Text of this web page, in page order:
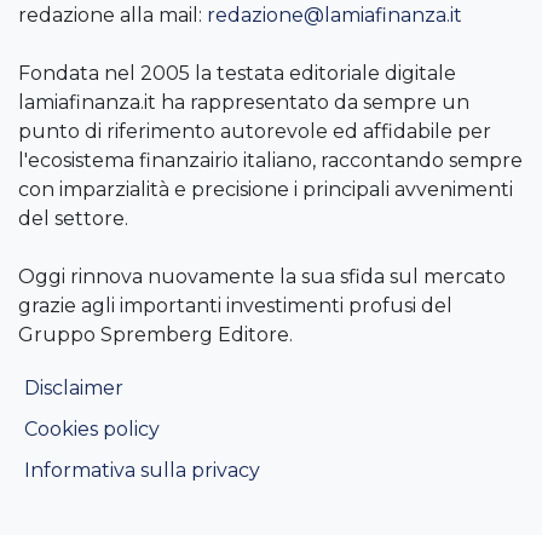
redazione alla mail: redazione@lamiafinanza.it
Fondata nel 2005 la testata editoriale digitale
lamiafinanza.it ha rappresentato da sempre un
punto di riferimento autorevole ed affidabile per
l'ecosistema finanzairio italiano, raccontando sempre
con imparzialità e precisione i principali avvenimenti
del settore.
Oggi rinnova nuovamente la sua sfida sul mercato
grazie agli importanti investimenti profusi del
Gruppo Spremberg Editore.
Disclaimer
Cookies policy
Informativa sulla privacy